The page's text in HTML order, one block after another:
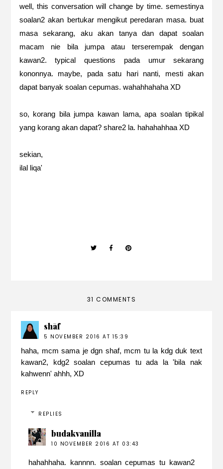
well, this conversation will change by time. semestinya
soalan2 akan bertukar mengikut peredaran masa. buat
masa sekarang, aku akan tanya dan dapat soalan
macam nie bila jumpa atau terserempak dengan
kawan2. typical questions pada umur sekarang
kononnya. maybe, pada satu hari nanti, mesti akan
dapat banyak soalan cepumas. wahahhahaha XD
so, korang bila jumpa kawan lama, apa soalan tipikal
yang korang akan dapat? share2 la. hahahahhaa XD
sekian,
ilal liqa'
31 COMMENTS
shāf
5 NOVEMBER 2016 AT 15:39
haha, mcm sama je dgn shaf, mcm tu la kdg duk text
kawan2, kdg2 soalan cepumas tu ada la 'bila nak
kahwenn' ahhh, XD
REPLY
REPLIES
budakvanilla
10 NOVEMBER 2016 AT 03:43
hahahhaha. kannnn. soalan cepumas tu kawan2